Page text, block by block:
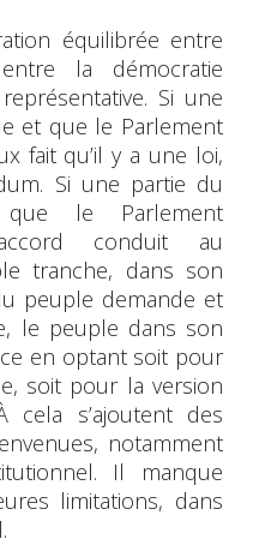
équilibrée entre
la démocratie
Si une
et que le Parlement
fait qu’il y a une loi,
Si une partie du
le Parlement
conduit au
tranche, dans son
peuple demande et
le peuple dans son
en optant soit pour
soit pour la version
cela s’ajoutent des
notamment
Il manque
limitations, dans